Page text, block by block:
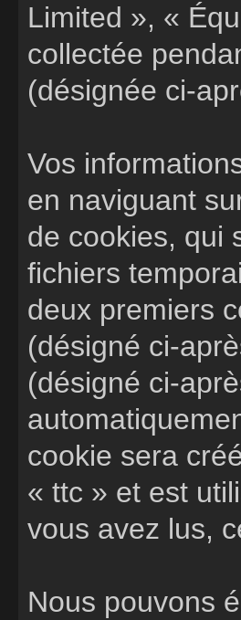
Limited », «
collectée
(désignée ci-
Vos
en naviguant
de cookies, qui
fichiers
deux premiers
(désigné ci-
(désigné ci-
cookie sera
« ttc » et est
vous avez lus,
Nous pouvons